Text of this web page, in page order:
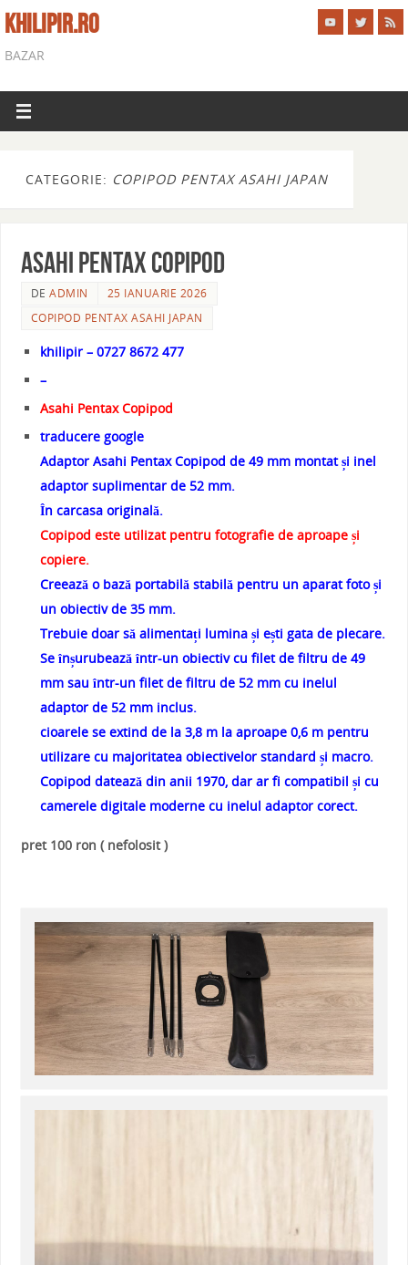
KHILIPIR.RO
BAZAR
CATEGORIE: COPIPOD PENTAX ASAHI JAPAN
Asahi Pentax Copipod
DEADMIN
25 IANUARIE 2026
COPIPOD PENTAX ASAHI JAPAN
khilipir – 0727 8672 477
–
Asahi Pentax Copipod
traducere google
Adaptor Asahi Pentax Copipod de 49 mm montat și inel
adaptor suplimentar de 52 mm.
În carcasa originală.
Copipod este utilizat pentru fotografie de aproape și
copiere.
Creează o bază portabilă stabilă pentru un aparat foto și
un obiectiv de 35 mm.
Trebuie doar să alimentați lumina și ești gata de plecare.
Se înșurubează într-un obiectiv cu filet de filtru de 49
mm sau într-un filet de filtru de 52 mm cu inelul
adaptor de 52 mm inclus.
cioarele se extind de la 3,8 m la aproape 0,6 m pentru
utilizare cu majoritatea obiectivelor standard și macro.
Copipod datează din anii 1970, dar ar fi compatibil și cu
camerele digitale moderne cu inelul adaptor corect.
pret 100 ron ( nefolosit )